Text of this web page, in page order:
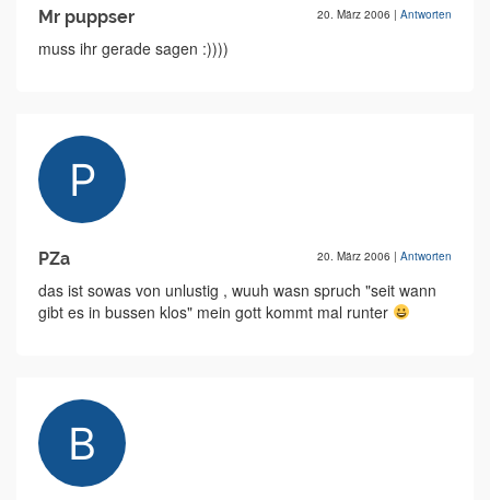
Mr puppser 20. März 2006 | Antworten
muss ihr gerade sagen :))))
PZa 20. März 2006 | Antworten
das ist sowas von unlustig , wuuh wasn spruch "seit wann
gibt es in bussen klos" mein gott kommt mal runter